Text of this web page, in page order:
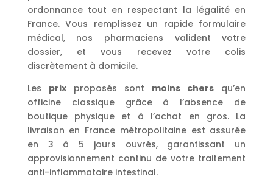
ordonnance tout en respectant la légalité en
France. Vous remplissez un rapide formulaire
médical, nos pharmaciens valident votre
dossier, et vous recevez votre colis
discrètement à domicile.
Les prixproposés sont moins chers qu’en
officine classique grâce à l’absence de
boutique physique et à l’achat en gros. La
livraison en France métropolitaine est assurée
en 3 à 5 jours ouvrés, garantissant un
approvisionnement continu de votre traitement
anti-inflammatoire intestinal.